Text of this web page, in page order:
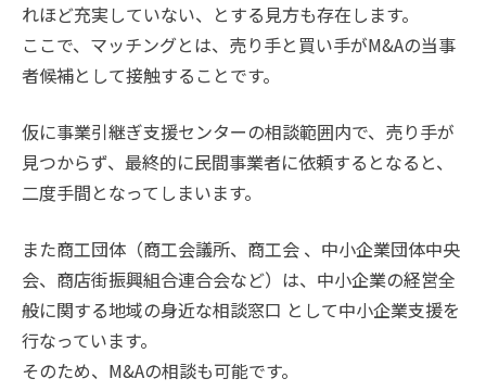
れほど充実していない、とする見方も存在します。
ここで、マッチングとは、売り手と買い手がM&Aの当事
者候補として接触することです。
仮に事業引継ぎ支援センターの相談範囲内で、売り手が
見つからず、最終的に民間事業者に依頼するとなると、
二度手間となってしまいます。
また商工団体（商工会議所、商工会 、中小企業団体中央
会、商店街振興組合連合会など）は、中小企業の経営全
般に関する地域の身近な相談窓口 として中小企業支援を
行なっています。
そのため、M&Aの相談も可能です。